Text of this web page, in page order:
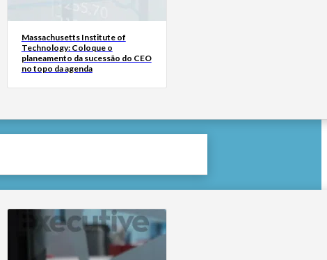
Massachusetts Institute of
Technology: Coloque o
planeamento da sucessão do CEO
no topo da agenda